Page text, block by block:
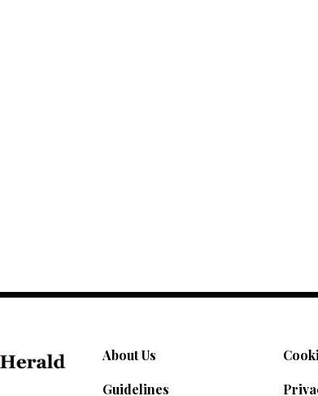
About Us
Guidelines